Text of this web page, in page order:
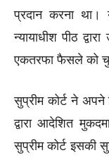
प्रदान करना था।
न्यायाधीश पीठ
एकतरफा फैसले को
सुप्रीम कोर्ट ने अपने
द्वारा आदेशित
सुप्रीम कोर्ट इसकी